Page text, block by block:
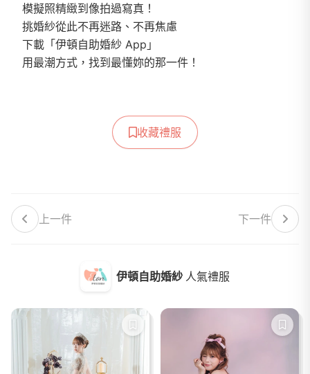
模擬照精緻到像拍過寫真！
挑婚紗從此不再迷路、不再焦慮
下載「伊頓自助婚紗 App」
用最潮方式，找到最懂妳的那一件！
收藏禮服
上一件 下一件
伊頓自助婚紗 人氣禮服